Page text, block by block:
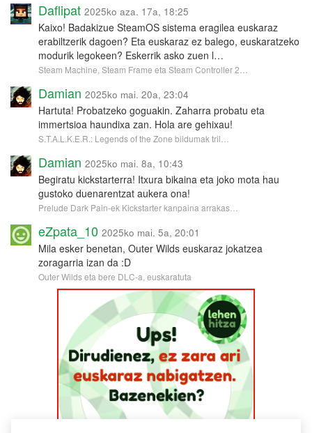
Daflipat 2025ko aza. 17a, 18:25
Kaixo! Badakizue SteamOS sistema eragilea euskaraz
erabiltzerik dagoen? Eta euskaraz ez balego, euskaratzeko
modurik legokeen? Eskerrik asko zuen l…
Steam Machine, Steam Frame eta Steam Controller 2…
Damian 2025ko mai. 20a, 23:04
Hartuta! Probatzeko goguakin. Zaharra probatu eta
immertsioa haundixa zan. Hola are gehixau!
S.T.A.L.K.E.R.: Legends of the Zone bildumak tril…
Damian 2025ko mai. 8a, 10:43
Begiratu kickstarterra! Itxura bikaina eta joko mota hau
gustoko duenarentzat aukera ona!
Prelude Dark Pain-ek Kickstarter kanpaina arrakas…
eZpata_10 2025ko mai. 5a, 20:01
Mila esker benetan, Outer Wilds euskaraz jokatzea
zoragarria izan da :D
Outer Wilds eta bere DLC-a, euskaratuta